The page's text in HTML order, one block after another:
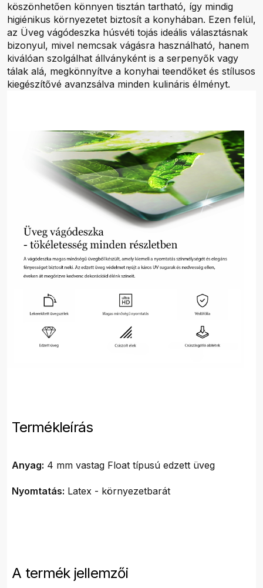
köszönhetően könnyen tisztán tartható, így mindig
higiénikus környezetet biztosít a konyhában. Ezen felül,
az Üveg vágódeszka húsvéti tojás ideális választásnak
bizonyul, mivel nemcsak vágásra használható, hanem
kiválóan szolgálhat állványként is a serpenyők vagy
tálak alá, megkönnyítve a konyhai teendőket és stílusos
kiegészítővé avanzsálva minden kulináris élményt.
Termékleírás
Anyag: 4 mm vastag Float típusú edzett üveg
Nyomtatás: Latex - környezetbarát
A termék jellemzői